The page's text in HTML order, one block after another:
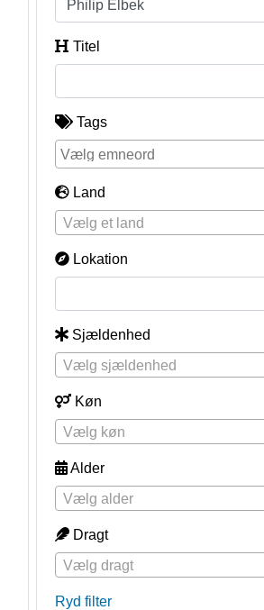
Titel
Tags
Land
Vælg et land
Lokation
Sjældenhed
Vælg sjældenhed
Køn
Vælg køn
Alder
Vælg alder
Dragt
Vælg dragt
Ryd filter